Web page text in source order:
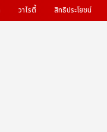
วาไรตี้ สิทธิประโยชน์